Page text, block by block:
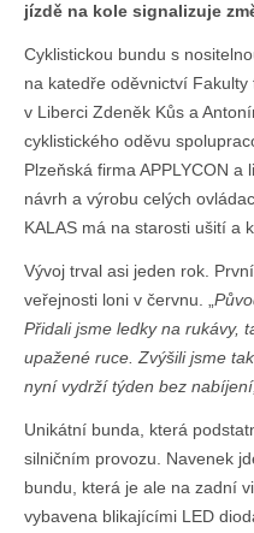
jízdě na kole signalizuje
Cyklistickou bundu s
na katedře oděvnictví
v Liberci Zdeněk Kůs a
cyklistického oděvu
Plzeňská firma APPLYCON
návrh a výrobu celých
KALAS má na starosti ušití a
Vývoj trval asi jeden rok.
veřejnosti loni v červnu. „
Přidali jsme ledky na rukávy,
upažené ruce. Zvýšili jsme
nyní vydrží týden bez
Unikátní bunda, která
silničním provozu. Navenek
bundu, která je ale na zadní
vybavena blikajícími LED